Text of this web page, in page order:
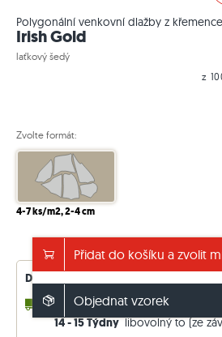
Polygonální venkovní dlažby z křemence
Irish Gold
laťkový šedý
z
Zvolte formát:
4-7 ks/m2, 2-4 cm
Dostupnost – průběžně aktualizováno
2 - 3 Týdny až 11,85 to (v přítoku)
14 - 15 Týdny libovolný to (ze
Přidat do košíku a zvolit
Objednat vzorek